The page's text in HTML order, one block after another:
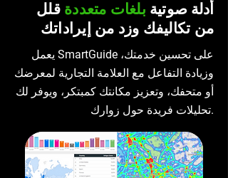
أدلة صوتية بلغات متعددةقلل
من تكاليفك وزد من إيراداتك
يعمل SmartGuide على تحسين خدمتك،
وزيادة التفاعل مع العلامة التجارية لمعرضك
أو متحفك، وتعزيز مكانتك كمبتكر، ويوفر لك
تحليلات فريدة حول زوارك.